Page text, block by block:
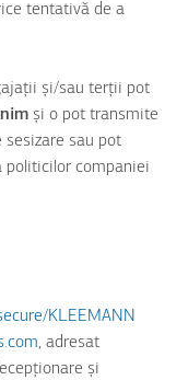
tentativă de a
și/sau terții pot
și o pot transmite
sau pot
politicilor companiei
KLEEMANN
, adresat
și